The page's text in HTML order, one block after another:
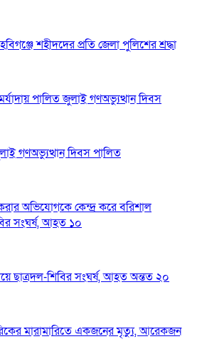
শহীদদের প্রতি জেলা পুলিশের শ্রদ্ধা
পালিত জুলাই গণঅভ্যুত্থান দিবস
গণঅভ্যুত্থান দিবস পালিত
অভিযোগকে কেন্দ্র করে বরিশাল
সংঘর্ষ, আহত ১০
ছাত্রদল-শিবির সংঘর্ষ, আহত অন্তত ২০
মারামারিতে একজনের মৃত্যু, আরেকজন